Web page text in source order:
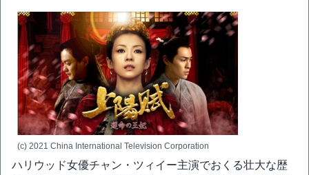
(c) 2021 China International Television Corporation
ハリウッド女優チャン・ツィイー主演でおくる壮大な歴